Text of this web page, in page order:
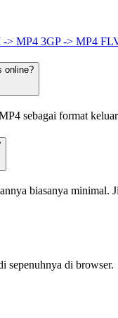
-> MP4 3GP -> MP4
online?
sebagai format
biasanya
sepenuhnya di browser.